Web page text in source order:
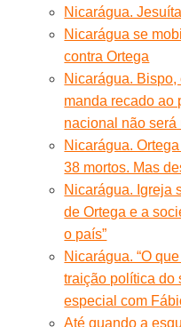
Nicarágua.
Nicarágua se
contra Ortega
Nicarágua.
manda recado ao
nacional não será
Nicarágua.
38 mortos. Mas
Nicarágua. Igreja
de Ortega e a
o país”
Nicarágua. “O
traição política do
especial com
Até quando a